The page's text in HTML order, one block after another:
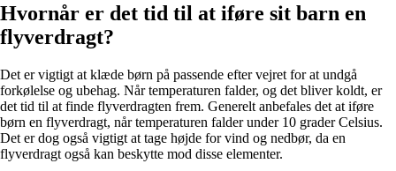
Hvornår er det tid til at iføre sit barn en
flyverdragt?
Det er vigtigt at klæde børn på passende efter vejret for at undgå
forkølelse og ubehag. Når temperaturen falder, og det bliver koldt, er
det tid til at finde flyverdragten frem. Generelt anbefales det at iføre
børn en flyverdragt, når temperaturen falder under 10 grader Celsius.
Det er dog også vigtigt at tage højde for vind og nedbør, da en
flyverdragt også kan beskytte mod disse elementer.